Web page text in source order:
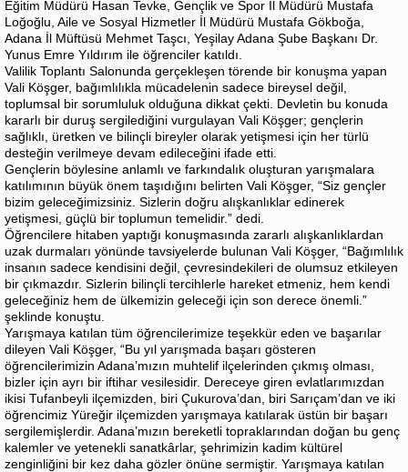
Eğitim Müdürü Hasan Tevke, Gençlik ve Spor İl Müdürü Mustafa
Loğoğlu, Aile ve Sosyal Hizmetler İl Müdürü Mustafa Gökboğa,
Adana İl Müftüsü Mehmet Taşcı, Yeşilay Adana Şube Başkanı Dr.
Yunus Emre Yıldırım ile öğrenciler katıldı.
Valilik Toplantı Salonunda gerçekleşen törende bir konuşma yapan
Vali Köşger, bağımlılıkla mücadelenin sadece bireysel değil,
toplumsal bir sorumluluk olduğuna dikkat çekti. Devletin bu konuda
kararlı bir duruş sergilediğini vurgulayan Vali Köşger; gençlerin
sağlıklı, üretken ve bilinçli bireyler olarak yetişmesi için her türlü
desteğin verilmeye devam edileceğini ifade etti.
Gençlerin böylesine anlamlı ve farkındalık oluşturan yarışmalara
katılımının büyük önem taşıdığını belirten Vali Köşger, “Siz gençler
bizim geleceğimizsiniz. Sizlerin doğru alışkanlıklar edinerek
yetişmesi, güçlü bir toplumun temelidir.” dedi.
Öğrencilere hitaben yaptığı konuşmasında zararlı alışkanlıklardan
uzak durmaları yönünde tavsiyelerde bulunan Vali Köşger, “Bağımlılık
insanın sadece kendisini değil, çevresindekileri de olumsuz etkileyen
bir çıkmazdır. Sizlerin bilinçli tercihlerle hareket etmeniz, hem kendi
geleceğiniz hem de ülkemizin geleceği için son derece önemli.”
şeklinde konuştu.
Yarışmaya katılan tüm öğrencilerimize teşekkür eden ve başarılar
dileyen Vali Köşger, “Bu yıl yarışmada başarı gösteren
öğrencilerimizin Adana’mızın muhtelif ilçelerinden çıkmış olması,
bizler için ayrı bir iftihar vesilesidir. Dereceye giren evlatlarımızdan
ikisi Tufanbeyli ilçemizden, biri Çukurova’dan, biri Sarıçam’dan ve iki
öğrencimiz Yüreğir ilçemizden yarışmaya katılarak üstün bir başarı
sergilemişlerdir. Adana’mızın bereketli topraklarından doğan bu genç
kalemler ve yetenekli sanatkârlar, şehrimizin kadim kültürel
zenginliğini bir kez daha gözler önüne sermiştir. Yarışmaya katılan